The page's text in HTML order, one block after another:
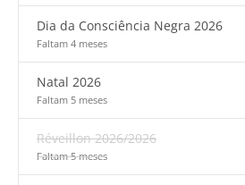
Dia da Consciência Negra 2026
Faltam 4 meses
Natal 2026
Faltam 5 meses
Réveillon 2026/2026
Faltam 5 meses